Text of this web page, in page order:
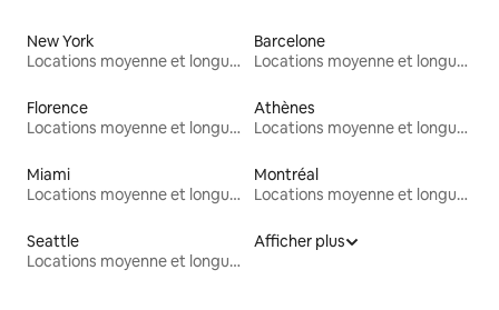
New York
Locations moyenne et longue durée
Barcelone
Locations moyenne et longue durée
Florence
Locations moyenne et longue durée
Athènes
Locations moyenne et longue durée
Miami
Locations moyenne et longue durée
Montréal
Locations moyenne et longue durée
Seattle
Locations moyenne et longue durée
Afficher plus